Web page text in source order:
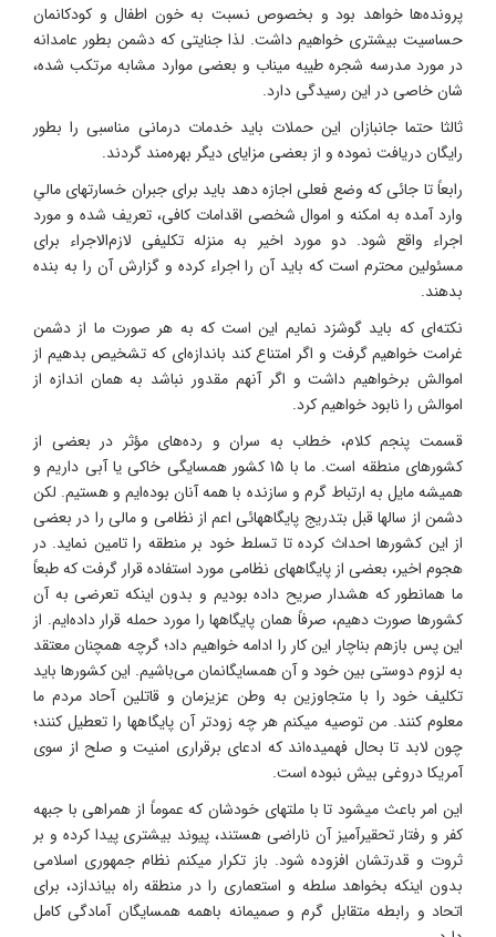
پرونده‌ها خواهد بود و بخصوص نسبت به خون اطفال و کودکانمان
حساسیت‌ بیشتری خواهیم داشت. لذا جنایتی که دشمن بطور عامدانه
در مورد مدرسه شجره طیبه میناب و بعضی موارد مشابه مرتکب شده،
شان خاصی در این رسیدگی دارد.
ثالثا حتما جانبازان این حملات باید خدمات درمانی مناسبی را بطور
رایگان دریافت نموده و از بعضی مزایای دیگر بهره‌مند گردند.
رابعاً تا جائی که وضع فعلی اجازه دهد باید برای جبران خسارتهای مالیِ
وارد آمده به امکنه و اموال شخصی اقدامات کافی، تعریف شده و مورد
اجراء واقع شود. دو مورد اخیر به منزله تکلیفی لازم‌الاجراء برای
مسئولین محترم است که باید آن را اجراء کرده و گزارش آن را به بنده
بدهند.
نکته‌ای که باید گوشزد نمایم این است که به هر صورت ما از دشمن
غرامت خواهیم گرفت و اگر امتناع کند باندازه‌ای که تشخیص بدهیم از
اموالش برخواهیم داشت و اگر آنهم مقدور نباشد به همان اندازه از
اموالش را نابود خواهیم کرد.
قسمت پنجم کلام، خطاب به سران و رده‌های مؤثر در بعضی از
کشورهای منطقه است. ما با ۱۵ کشور همسایگی خاکی یا آبی داریم و
همیشه مایل به ارتباط گرم و سازنده با همه آنان بوده‌ایم و هستیم. لکن
دشمن از سالها قبل بتدریج پایگاههائی اعم از نظامی و مالی را در بعضی
از این کشورها احداث کرده تا تسلط خود بر منطقه را تامین نماید. در
هجوم اخیر، بعضی از پایگاههای نظامی مورد استفاده قرار گرفت که طبعاً
ما همانطور که هشدار صریح داده بودیم و بدون اینکه تعرضی به آن
کشورها صورت دهیم، صرفاً همان پایگاهها را مورد حمله قرار داده‌ایم. از
این پس بازهم بناچار این کار را ادامه خواهیم داد؛ گرچه همچنان معتقد
به لزوم دوستی بین خود و آن همسایگانمان می‌باشیم. این کشورها باید
تکلیف خود را با متجاوزین به وطن عزیزمان و قاتلین آحاد مردم ما
معلوم کنند. من توصیه میکنم هر چه زودتر آن پایگاهها را تعطیل کنند؛
چون لابد تا بحال فهمیده‌اند که ادعای برقراری امنیت و صلح از سوی
آمریکا دروغی بیش نبوده است.
این امر باعث میشود تا با ملتهای خودشان که عموماً از همراهی با جبهه
کفر و رفتار تحقیرآمیز آن ناراضی هستند، پیوند بیشتری پیدا کرده و بر
ثروت و قدرتشان افزوده شود. باز تکرار میکنم نظام جمهوری اسلامی
بدون اینکه بخواهد سلطه و استعماری را در منطقه راه بیاندازد، برای
اتحاد و رابطه متقابل گرم و صمیمانه باهمه همسایگان آمادگی کامل